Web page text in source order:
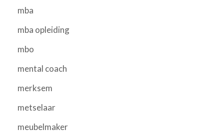
mba
mba opleiding
mbo
mental coach
merksem
metselaar
meubelmaker